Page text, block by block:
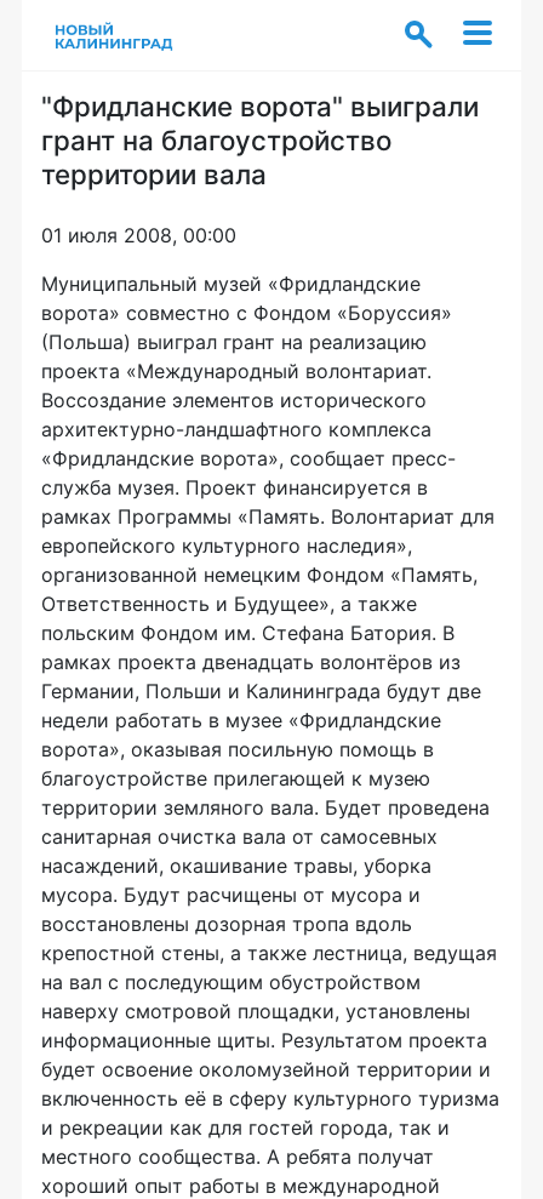
"Фридланские ворота" выиграли
грант на благоустройство
территории вала
01 июля 2008, 00:00
Муниципальный музей «Фридландские
ворота» совместно с Фондом «Боруссия»
(Польша) выиграл грант на реализацию
проекта «Международный волонтариат.
Воссоздание элементов исторического
архитектурно-ландшафтного комплекса
«Фридландские ворота», сообщает пресс-
служба музея. Проект финансируется в
рамках Программы «Память. Волонтариат для
европейского культурного наследия»,
организованной немецким Фондом «Память,
Ответственность и Будущее», а также
польским Фондом им. Стефана Батория. В
рамках проекта двенадцать волонтёров из
Германии, Польши и Калининграда будут две
недели работать в музее «Фридландские
ворота», оказывая посильную помощь в
благоустройстве прилегающей к музею
территории земляного вала. Будет проведена
санитарная очистка вала от самосевных
насаждений, окашивание травы, уборка
мусора. Будут расчищены от мусора и
восстановлены дозорная тропа вдоль
крепостной стены, а также лестница, ведущая
на вал с последующим обустройством
наверху смотровой площадки, установлены
информационные щиты. Результатом проекта
будет освоение околомузейной территории и
включенность её в сферу культурного туризма
и рекреации как для гостей города, так и
местного сообщества. А ребята получат
хороший опыт работы в международной